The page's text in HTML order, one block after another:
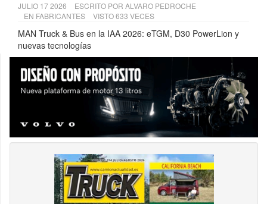
JULIO 17 2026 ESCRITO POR ALVARO PEDROCHE
EN FABRICANTES VISTO 633 VECES
MAN Truck & Bus en la IAA 2026: eTGM, D30 PowerLion y
nuevas tecnologías